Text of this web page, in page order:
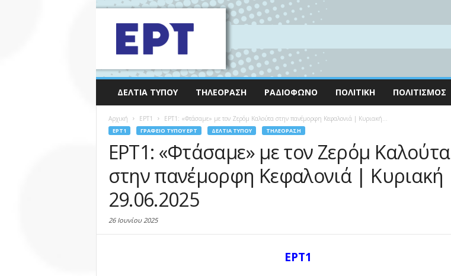
ΔΕΛΤΊΑ ΤΎΠΟΥ ΤΗΛΕΌΡΑΣΗ ΡΑΔΙΌΦΩΝΟ ΠΟΛΙΤΙΚΉ ΠΟΛΙΤΙΣΜΌΣ
Αρχική EΡΤ1 ΕΡΤ1: «Φτάσαμε» με τον Ζερόμ Καλούτα στην πανέμορφη Κεφαλονιά | Κυριακή...
EΡΤ1 ΓΡΑΦΕΊΟ ΤΎΠΟΥ ΕΡΤ ΔΕΛΤΊΑ ΤΎΠΟΥ ΤΗΛΕΌΡΑΣΗ
ΕΡΤ1: «Φτάσαμε» με τον Ζερόμ Καλούτα
στην πανέμορφη Κεφαλονιά | Κυριακή
29.06.2025
26 Ιουνίου 2025
ΕΡΤ1